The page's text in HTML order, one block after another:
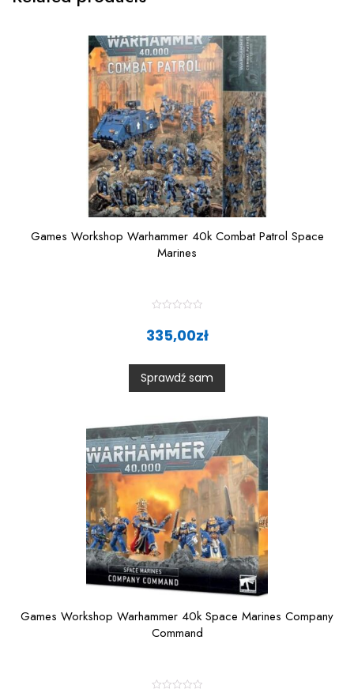
Games Workshop Warhammer 40k Combat Patrol Space
Marines
a
t
0
o
u
t
5
335,00zł
Sprawdź sam
Games Workshop Warhammer 40k Space Marines Company
Command